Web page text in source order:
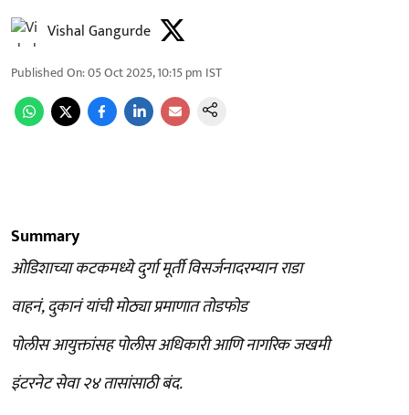
Vishal Gangurde
Published On:05 Oct 2025, 10:15 pm IST
Summary
ओडिशाच्या कटकमध्ये दुर्गा मूर्ती विसर्जनादरम्यान राडा
वाहनं, दुकानं यांची मोठ्या प्रमाणात तोडफोड
पोलीस आयुक्तांसह पोलीस अधिकारी आणि नागरिक जखमी
इंटरनेट सेवा २४ तासांसाठी बंद.